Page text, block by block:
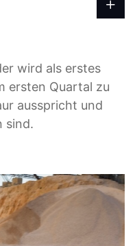
wird als erstes
ersten Quartal zu
ausspricht und
sind.